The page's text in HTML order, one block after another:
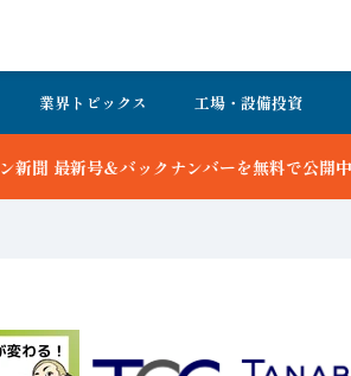
業界トピックス 工場・設備投資
バーを無料で公開中 詳細はこちら